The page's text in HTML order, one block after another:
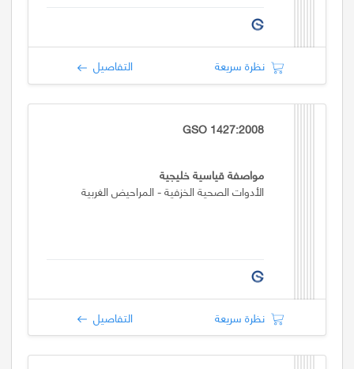
نظرة سريعة التفاصيل
GSO 1427:2008
مواصفة قياسية خليجية
الأدوات الصحية الخزفية - المراحيض الغربية
نظرة سريعة التفاصيل